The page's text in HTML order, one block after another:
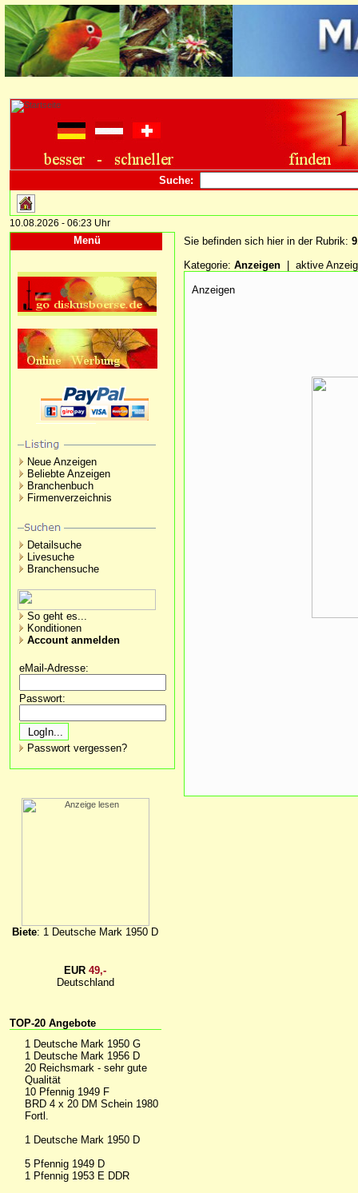
Suche:
10.08.2026 - 06:23 Uhr
Menü
Neue Anzeigen
Beliebte Anzeigen
Branchenbuch
Firmenverzeichnis
Detailsuche
Livesuche
Branchensuche
So geht es...
Konditionen
Account anmelden
eMail-Adresse:
Passwort:
Passwort vergessen?
Biete: 1 Deutsche Mark 1950 D
EUR 49,-
Deutschland
TOP-20 Angebote
1 Deutsche Mark 1950 G
1 Deutsche Mark 1956 D
20 Reichsmark - sehr gute
Qualität
10 Pfennig 1949 F
BRD 4 x 20 DM Schein 1980
Fortl.
1 Deutsche Mark 1950 D
5 Pfennig 1949 D
1 Pfennig 1953 E DDR
Sie befinden sich hier in der Rubrik:
Kategorie: Anzeigen | aktive
Anzeigen